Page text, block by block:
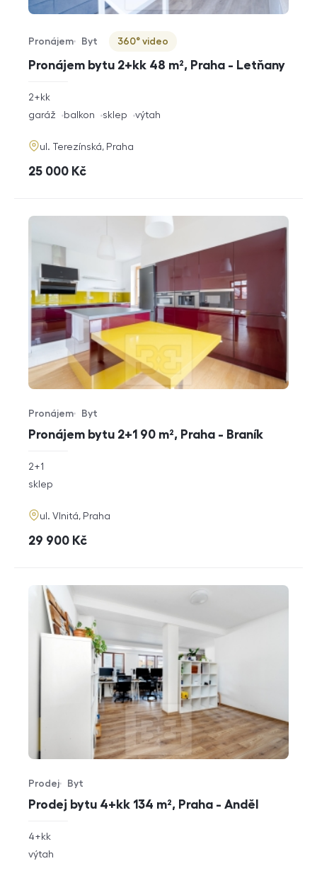
Pronájem bytu 2+kk 48 m², Praha - Letňany
Typ nabídky
Pronájem
Typ nemovitosti
Byt
Virtuální prohlídka
360° video
rozměry
2+kk
funkce
garáž balkon sklep výtah
adresa
ul. Terezínská, Praha
cena
25 000 Kč
Pronájem bytu 2+1 90 m², Praha - Braník
Typ nabídky
Pronájem
Typ nemovitosti
Byt
rozměry
2+1
funkce
sklep
adresa
ul. Vlnitá, Praha
cena
29 900 Kč
Prodej bytu 4+kk 134 m², Praha - Anděl
Typ nabídky
Prodej
Typ nemovitosti
Byt
rozměry
dispozice
4+kk
funkce
výtah